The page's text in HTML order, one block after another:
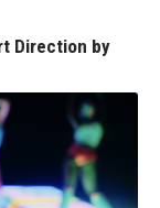
Direction by